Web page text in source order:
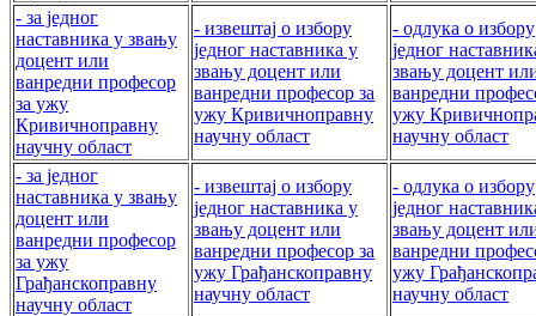
- за једног
наставника у звању
доцент или
ванредни професор
за ужу
Кривичноправну
научну област
- извештај о избору
једног наставника у
звању доцент или
ванредни професор за
ужу Кривичноправну
научну област
- одлука о избору
једног
звању доцент
ванредни
ужу
научну област
- за једног
наставника у звању
доцент или
ванредни професор
за ужу
Грађанскоправну
научну област
- извештај о избору
једног наставника у
звању доцент или
ванредни професор за
ужу Грађанскоправну
научну област
- одлука о избору
једног
звању доцент
ванредни
ужу
научну област